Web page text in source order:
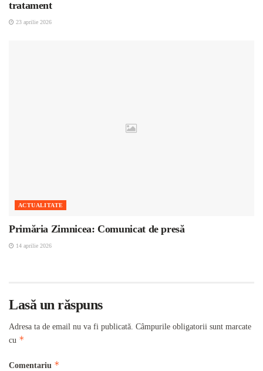
tratament
23 aprilie 2026
ACTUALITATE
Primăria Zimnicea: Comunicat de presă
14 aprilie 2026
Lasă un răspuns
Adresa ta de email nu va fi publicată. Câmpurile obligatorii sunt marcate
cu *
Comentariu *